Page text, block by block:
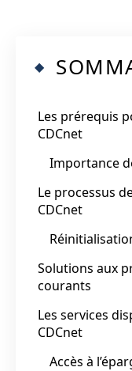
Les prérequis
CDCnet
Importance
Le processus
CDCnet
Solutions aux
courants
Les services
CDCnet
Accès à